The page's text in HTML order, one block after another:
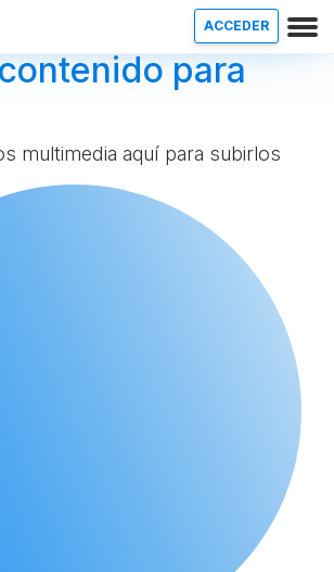
ACCEDER
para
multimedia aquí para subirlos